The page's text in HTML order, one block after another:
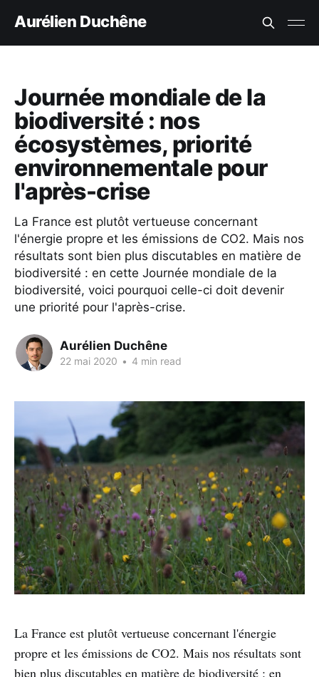
Aurélien Duchêne
Journée mondiale de la
biodiversité : nos
écosystèmes, priorité
environnementale pour
l'après-crise
La France est plutôt vertueuse concernant
l'énergie propre et les émissions de CO2. Mais nos
résultats sont bien plus discutables en matière de
biodiversité : en cette Journée mondiale de la
biodiversité, voici pourquoi celle-ci doit devenir
une priorité pour l'après-crise.
Aurélien Duchêne
22 mai 2020 • 4 min read
La France est plutôt vertueuse concernant l'énergie
propre et les émissions de CO2. Mais nos résultats sont
bien plus discutables en matière de biodiversité : en